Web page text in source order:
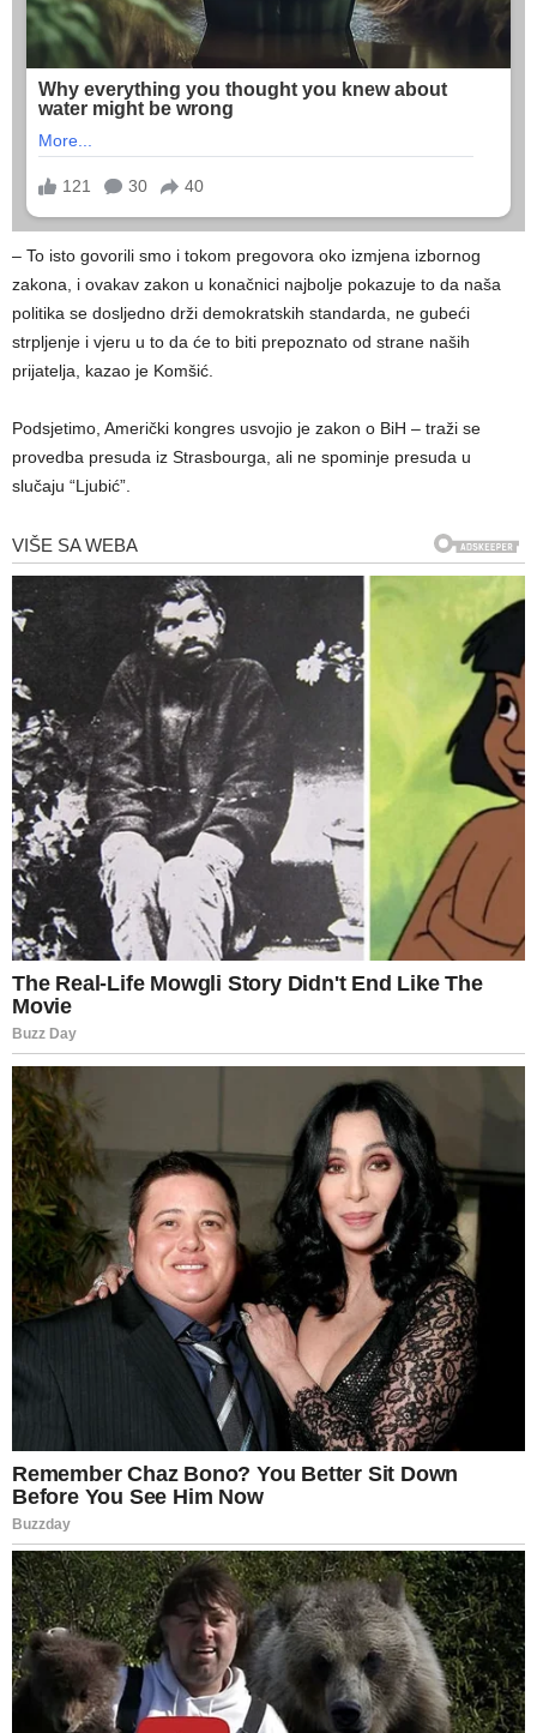
– To isto govorili smo i tokom pregovora oko izmjena izbornog
zakona, i ovakav zakon u konačnici najbolje pokazuje to da naša
politika se dosljedno drži demokratskih standarda, ne gubeći
strpljenje i vjeru u to da će to biti prepoznato od strane naših
prijatelja, kazao je Komšić.
Podsjetimo, Američki kongres usvojio je zakon o BiH – traži se
provedba presuda iz Strasbourga, ali ne spominje presuda u
slučaju “Ljubić”.